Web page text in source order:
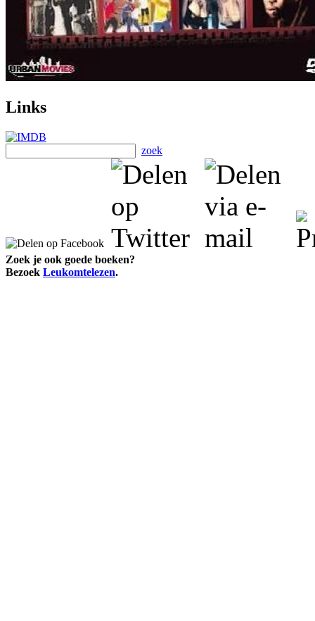
Links
zoek
Zoek je ook goede boeken?
Bezoek Leukomtelezen.